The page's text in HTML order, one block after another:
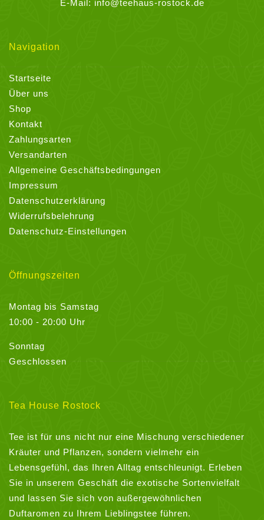
E-Mail: info@teehaus-rostock.de
Navigation
Startseite
Über uns
Shop
Kontakt
Zahlungsarten
Versandarten
Allgemeine Geschäftsbedingungen
Impressum
Datenschutzerklärung
Widerrufsbelehrung
Datenschutz-Einstellungen
Öffnungszeiten
Montag bis Samstag
10:00 - 20:00 Uhr
Sonntag
Geschlossen
Tea House Rostock
Tee ist für uns nicht nur eine Mischung verschiedener
Kräuter und Pflanzen, sondern vielmehr ein
Lebensgefühl, das Ihren Alltag entschleunigt. Erleben
Sie in unserem Geschäft die exotische Sortenvielfalt
und lassen Sie sich von außergewöhnlichen
Duftaromen zu Ihrem Lieblingstee führen.